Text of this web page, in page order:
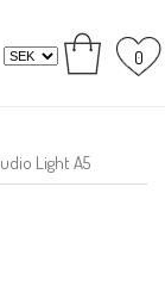
0
Light A5